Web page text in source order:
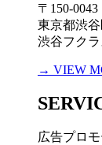
〒150-0043
東京都渋
渋谷フク
→ VIEW
広告プロ